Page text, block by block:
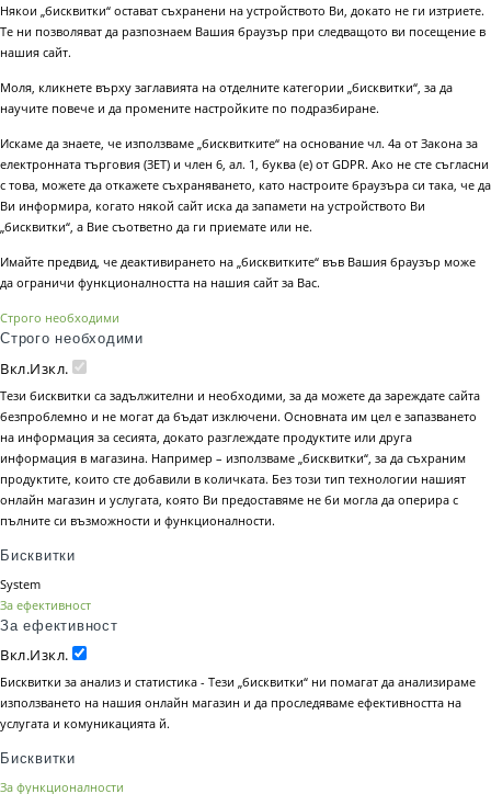
Някои „бисквитки“ остават съхранени на устройството Ви, докато не ги изтриете.
Те ни позволяват да разпознаем Вашия браузър при следващото ви посещение в
нашия сайт.
Моля, кликнете върху заглавията на отделните категории „бисквитки“, за да
научите повече и да промените настройките по подразбиране.
Искаме да знаете, че използваме „бисквитките“ на основание чл. 4а от Закона за
електронната търговия (ЗЕТ) и член 6, ал. 1, буква (е) от GDPR. Ако не сте съгласни
с това, можете да откажете съхраняването, като настроите браузъра си така, че да
Ви информира, когато някой сайт иска да запамети на устройството Ви
„бисквитки“, а Вие съответно да ги приемате или не.
Имайте предвид, че деактивирането на „бисквитките“ във Вашия браузър може
да ограничи функционалността на нашия сайт за Вас.
Строго необходими
Строго необходими
Вкл.Изкл.
Тези бисквитки са задължителни и необходими, за да можете да зареждате сайта
безпроблемно и не могат да бъдат изключени. Основната им цел е запазването
на информация за сесията, докато разглеждате продуктите или друга
информация в магазина. Например – използваме „бисквитки“, за да съхраним
продуктите, които сте добавили в количката. Без този тип технологии нашият
онлайн магазин и услугата, която Ви предоставяме не би могла да оперира с
пълните си възможности и функционалности.
Бисквитки
System
За ефективност
За ефективност
Вкл.Изкл.
Бисквитки за анализ и статистика - Тези „бисквитки“ ни помагат да анализираме
използването на нашия онлайн магазин и да проследяваме ефективността на
услугата и комуникацията й.
Бисквитки
За функционалности